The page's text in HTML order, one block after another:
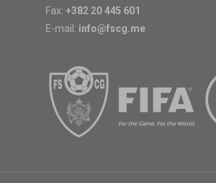
Fax: +382 20 445 601
E-mail: info@fscg.me